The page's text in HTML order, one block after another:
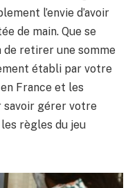
l’envie d’avoir
de main. Que se
de retirer une somme
établi par votre
France et les
savoir gérer votre
règles du jeu